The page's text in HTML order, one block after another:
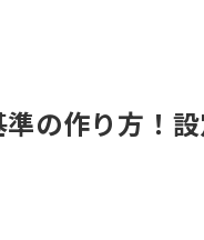
準の作り方！